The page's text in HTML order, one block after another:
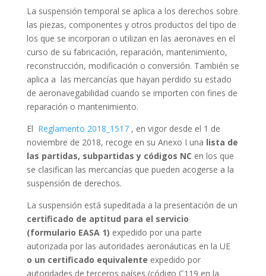
La suspensión temporal se aplica a los derechos sobre
las piezas, componentes y otros productos del tipo de
los que se incorporan o utilizan en las aeronaves en el
curso de su fabricación, reparación, mantenimiento,
reconstrucción, modificación o conversión. También se
aplica a las mercancías que hayan perdido su estado
de aeronavegabilidad cuando se importen con fines de
reparación o mantenimiento.
El Reglamento 2018_1517, en vigor desde el 1 de
noviembre de 2018, recoge en su Anexo I una lista de
las partidas, subpartidas y códigos NC en los que
se clasifican las mercancías que pueden acogerse a la
suspensión de derechos.
La suspensión está supeditada a la presentación de un
certificado de aptitud para el servicio
(formulario EASA 1) expedido por una parte
autorizada por las autoridades aeronáuticas en la UE
o un certificado equivalente expedido por
autoridades de terceros países (código C119 en la